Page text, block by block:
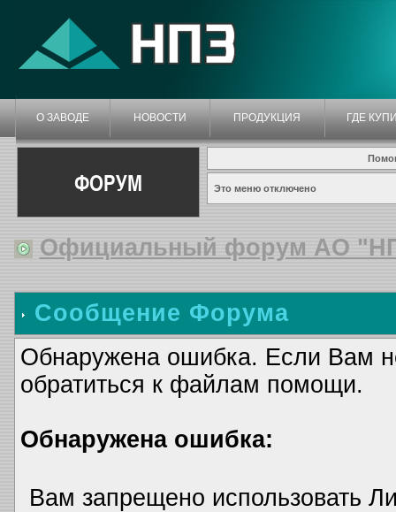
О ЗАВОДЕ НОВОСТИ ПРОДУКЦИЯ ГДЕ
ФОРУМ Это меню отключено
Официальный форум АО
Сообщение Форума
Обнаружена ошибка. Если Вам
обратиться к файлам помощи.
Обнаружена ошибка:
Вам запрещено использовать